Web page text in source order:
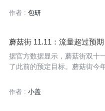
享。预计将有超过800名架构
作者 : 包研
蘑菇街 11.11：流量超过预
据官方数据显示，蘑菇街双十
了此前的预定目标。蘑菇街今
们也才刚刚开始。那蘑菇街是
预案？带着这些问题，InfoQ
作者 : 小盖